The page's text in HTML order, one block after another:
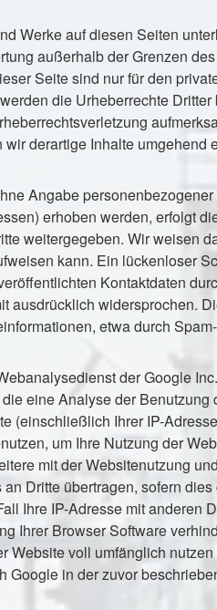
Werke auf diesen Seiten
außerhalb der Grenzen
Seite sind nur für den
die Urheberrechte
derartige Inhalte umgehend
Angabe
erhoben werden, erfolgt
weitergegeben. Wir weisen
kann. Ein lückenloser
Kontaktdaten
ausdrücklich widersprochen.
etwa durch
der Google
eine Analyse der
(einschließlich Ihrer IP-
um Ihre Nutzung der
mit der Websitenutzung
Dritte übertragen, sofern
Ihre IP-Adresse mit
Ihrer Browser Software
Website voll umfänglich
in der zuvor